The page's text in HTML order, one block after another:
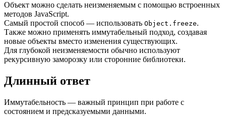
Объект можно сделать неизменяемым с помощью встроенных
методов JavaScript.
Самый простой способ — использовать Object.freeze.
Также можно применять иммутабельный подход, создавая
новые объекты вместо изменения существующих.
Для глубокой неизменяемости обычно используют
рекурсивную заморозку или сторонние библиотеки.
Длинный ответ
Иммутабельность — важный принцип при работе с
состоянием и предсказуемыми данными.